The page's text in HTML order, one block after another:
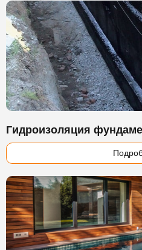
Гидроизоляция